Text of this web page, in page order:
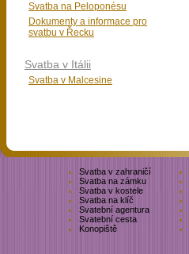
Svatba na Peloponésu
Dokumenty a informace pro
svatbu v Řecku
Svatba v Itálii
Svatba v Malcesine
Svatba v zahraničí
Svatba na zámku
Svatba v kostele
Svatba na klíč
Svatební agentura
Svatební cesta
Konopiště